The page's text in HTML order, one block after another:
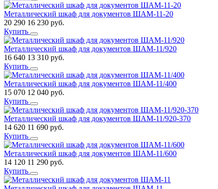
Металлический шкаф для документов ШАМ-11-20
20 290 16 230 руб.
Купить
Металлический шкаф для документов ШАМ-11/920
16 640 13 310 руб.
Купить
Металлический шкаф для документов ШАМ-11/400
15 070 12 040 руб.
Купить
Металлический шкаф для документов ШАМ-11/920-370
14 620 11 690 руб.
Купить
Металлический шкаф для документов ШАМ-11/600
14 120 11 290 руб.
Купить